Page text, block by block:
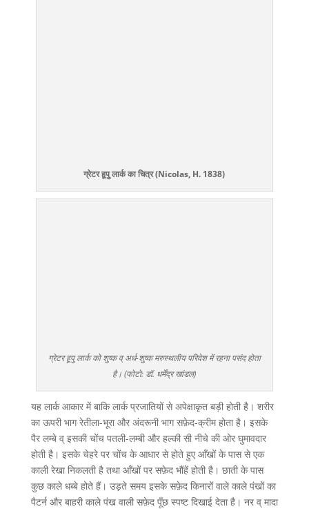
ग्रेटर हूपु लार्क का चित्र (Nicolas, H. 1838)
ग्रेटर हूपु लार्क को शुष्क व् अर्ध-शुष्क मरुस्थलीय परिवेश में रहना पसंद होता
है। (फोटो: डॉ. धर्मेंद्र खांडल)
यह लार्क आकार में बाकि लार्क प्रजातियों से अपेक्षाकृत बड़ी होती है। शरीर
का ऊपरी भाग रेतीला-भूरा और अंदरूनी भाग सफ़ेद-क्रीम होता है। इसके
पैर लम्बे व् इसकी चोंच पतली-लम्बी और हल्की सी नीचे की ओर घुमावदार
होती है। इसके चेहरे पर चोंच के आधार से होते हुए आँखों के पास से एक
काली रेखा निकलती है तथा आँखों पर सफ़ेद भौंहें होती है। छाती के पास
कुछ काले धब्बे होते हैं। उड़ते समय इसके सफ़ेद किनारों वाले काले पंखों का
पैटर्न और बाहरी काले पंख वाली सफ़ेद पूँछ स्पष्ट दिखाई देता है। नर व् मादा